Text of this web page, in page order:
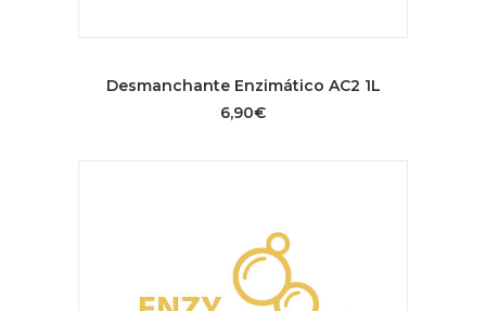
Desmanchante Enzimático AC2 1L
6,90€